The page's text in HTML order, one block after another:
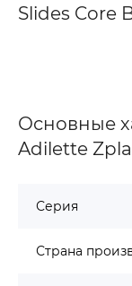
Slides Core
Основные
Adilette
Серия
Страна